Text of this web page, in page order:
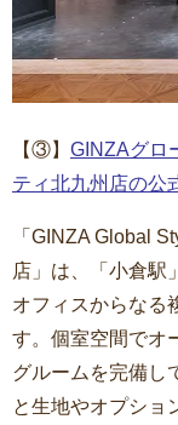
【③】 GINZAグロ
ティ北九州店の公
「GINZA Global
店」は、「小倉駅
オフィスからなる
す。個室空間でオ
グルームを完備し
と生地やオプショ